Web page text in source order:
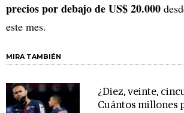
precios por debajo de US$ 20.000
este mes.
MIRA TAMBIÉN
¿Diez, veinte,
Cuántos millones